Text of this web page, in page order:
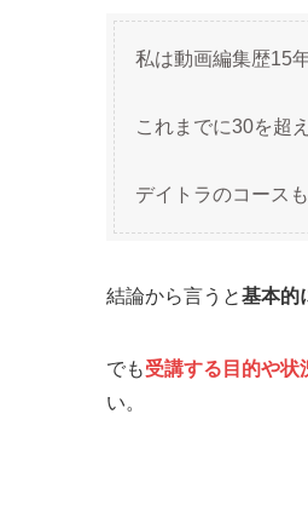
私は動画編集歴15
これまでに30を超
デイトラのコース
結論から言うと基本的
でも受講する目的や状
い。